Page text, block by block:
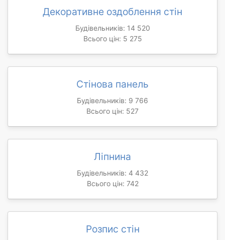
Декоративне оздоблення стін
Будівельників: 14 520
Всього цін: 5 275
Стінова панель
Будівельників: 9 766
Всього цін: 527
Ліпнина
Будівельників: 4 432
Всього цін: 742
Розпис стін